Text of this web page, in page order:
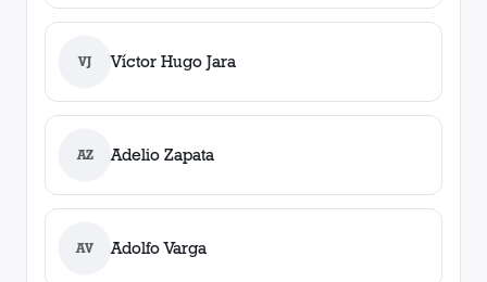
VJ Víctor Hugo Jara
AZ Adelio Zapata
AV Adolfo Varga